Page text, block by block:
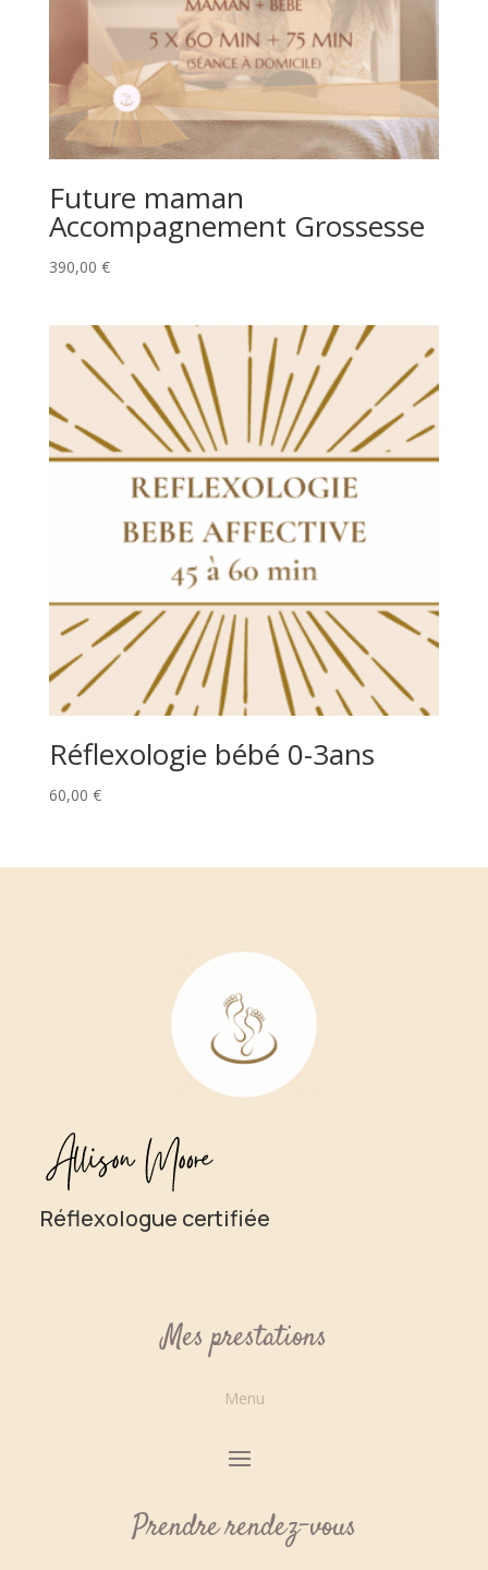
Future maman
Accompagnement Grossesse
390,00 €
Réflexologie bébé 0-3ans
60,00 €
Réflexologue certifiée
Mes prestations
Menu
Prendre rendez-vous